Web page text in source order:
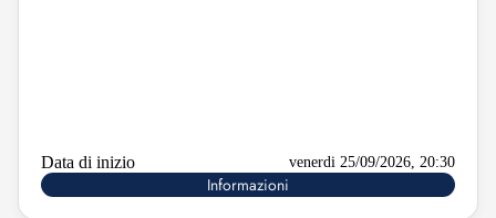
Data di inizio venerdi 25/09/2026, 20:30
Informazioni